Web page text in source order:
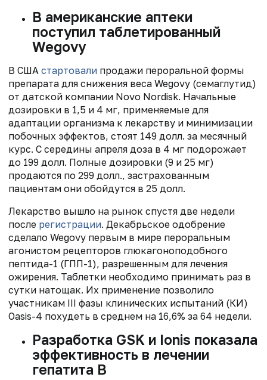
В американские аптеки
поступил таблетированный
Wegovy
В США стартовали продажи пероральной формы
препарата для снижения веса Wegovy (семаглутид)
от датской компании Novo Nordisk. Начальные
дозировки в 1,5 и 4 мг, применяемые для
адаптации организма к лекарству и минимизации
побочных эффектов, стоят 149 долл. за месячный
курс. C середины апреля доза в 4 мг подорожает
до 199 долл. Полные дозировки (9 и 25 мг)
продаются по 299 долл., застрахованным
пациентам они обойдутся в 25 долл.
Лекарство вышло на рынок спустя две недели
после регистрации. Декабрьское одобрение
сделало Wegovy первым в мире пероральным
агонистом рецепторов глюкагоноподобного
пептида-1 (ГПП-1), разрешенным для лечения
ожирения. Таблетки необходимо принимать раз в
сутки натощак. Их применение позволило
участникам III фазы клинических испытаний (КИ)
Oasis-4 похудеть в среднем на 16,6% за 64 недели.
Разработка GSK и Ionis показала
эффективность в лечении
гепатита B